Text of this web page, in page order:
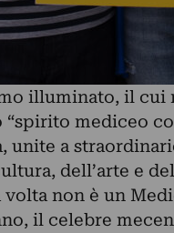
illuminato, il cui
“spirito mediceo
unite a
dell’arte e
volta non è un
il celebre